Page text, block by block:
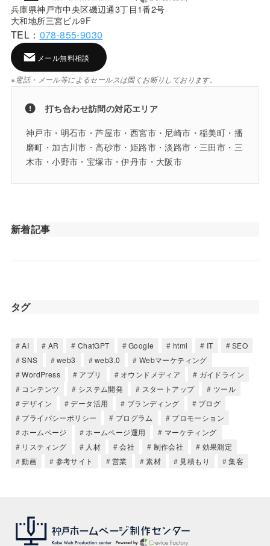
兵庫県神戸市中央区磯辺通3丁目1番2号
大和地所三宮ビル9F
TEL： 078-855-9030
メール無料相談
※電話・メール等によるセールスは固くお断りしております。
打ち合わせ訪問の対応エリア
神戸市・明石市・芦屋市・西宮市・尼崎市・稲美町・播
磨町・加古川市・高砂市・姫路市・淡路市・三田市・三
木市・小野市・宝塚市・伊丹市・大阪市
新着記事
タグ
AI AR ChatGPT Google html IT
SEO
SNS
web3 web3.0
Webマーケティング
WordPress
アプリ オウンドメディア
ガイドライン
コンテンツ
システム開発 スタートアップ
ツール
デザイン
データ活用 ブランディング
ブログ
プライバシーポリシー
プログラム
プロモーション
ホームページ
ホームページ運用
マーケティング
リスティング
人材 会社 制作会社
効果測定
動画
参考サイト 営業 素材 見積もり 集客